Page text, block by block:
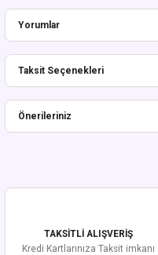
Yorumlar
Bu ürüne
Taksit Seçenekleri
Önerileriniz
Ürün resmi kalitesiz,
TAKSİTLİ ALIŞVERİŞ
Kredi Kartlarınıza Taksit imkanı